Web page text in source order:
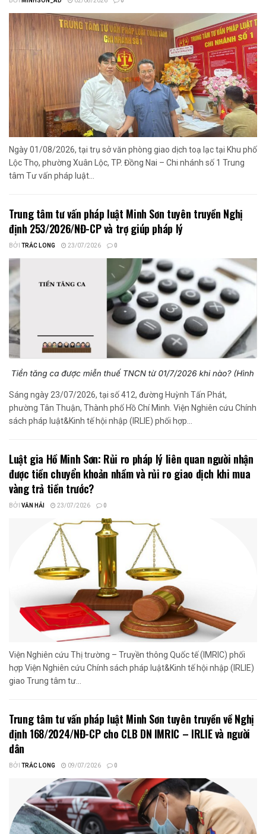
Ngày 01/08/2026, tại trụ sở văn phòng giao dịch toạ lạc tại Khu phố
Lộc Thọ, phường Xuân Lộc, TP. Đồng Nai – Chi nhánh số 1 Trung
tâm Tư vấn pháp luật...
Trung tâm tư vấn pháp luật Minh Sơn tuyên truyền Nghị
định 253/2026/NĐ-CP và trợ giúp pháp lý
BỞI TRẮC LONG 23/07/2026 0
Sáng ngày 23/07/2026, tại số 412, đường Huỳnh Tấn Phát,
phường Tân Thuận, Thành phố Hồ Chí Minh. Viện Nghiên cứu Chính
sách pháp luật&Kinh tế hội nhập (IRLIE) phối hợp...
Luật gia Hồ Minh Sơn: Rủi ro pháp lý liên quan người nhận
được tiền chuyển khoản nhầm và rủi ro giao dịch khi mua
vàng trả tiền trước?
BỞI VĂN HẢI 23/07/2026 0
Viện Nghiên cứu Thị trường – Truyền thông Quốc tế (IMRIC) phối
hợp Viện Nghiên cứu Chính sách pháp luật&Kinh tế hội nhập (IRLIE)
giao Trung tâm tư...
Trung tâm tư vấn pháp luật Minh Sơn tuyên truyền về Nghị
định 168/2024/NĐ-CP cho CLB DN IMRIC – IRLIE và người
dân
BỞI TRẮC LONG 09/07/2026 0